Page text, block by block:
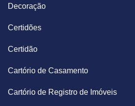
Decoração
Certidões
Certidão
Cartório de Casamento
Cartório de Registro de Imóveis